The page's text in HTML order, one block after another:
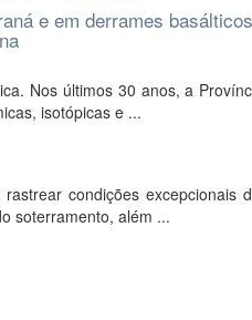
e em derrames
Nos últimos 30 anos, a
isotópicas e ...
condições excepcionais
soterramento, além ...